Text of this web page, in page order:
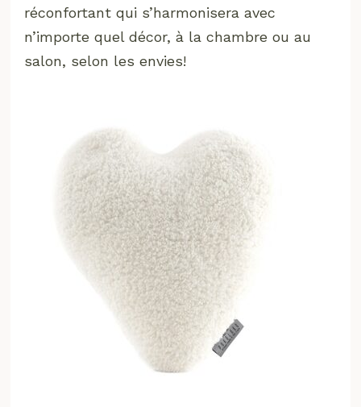
réconfortant qui s’harmonisera avec
n’importe quel décor, à la chambre ou au
salon, selon les envies!